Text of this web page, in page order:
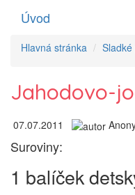
Úvod
Hlavná stránka
Jahodovo-
07.07.2011
Suroviny:
1 balíček